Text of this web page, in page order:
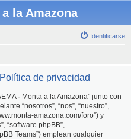
a la Amazona
Identificarse
de privacidad
· Monta a la Amazona” junto con
“nosotros”, “nos”, “nuestro”,
amazona.com/foro”) y
“software phpBB”,
Teams”) emplean cualquier